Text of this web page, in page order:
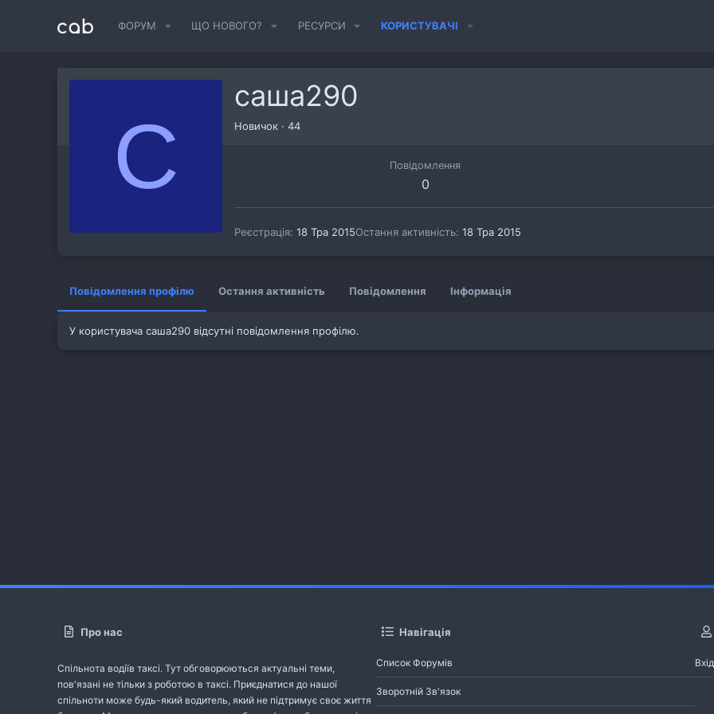
ФОРУМ ЩО НОВОГО? РЕСУРСИ КОРИСТУВАЧІ
С
саша290
Новичок · 44
Повідомлення
0
Реєстрація 18 Тра 2015Остання активність 18 Тра 2015
Повідомлення профілю Остання активність Повідомлення Інформація
У користувача саша290 відсутні повідомлення профілю.
Про нас
Спільнота водіїв таксі. Тут обговорюються актуальні теми,
пов'язані не тільки з роботою в таксі. Приєднатися до нашої
спільноти може будь-який водитель, який не підтримує своє життя
Навігація
Список Форумів
Зворотній Зв'язок
Вхід